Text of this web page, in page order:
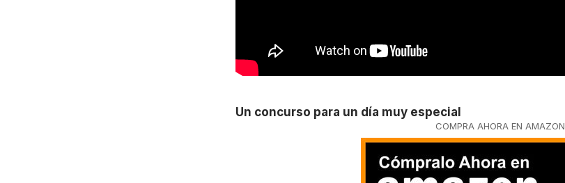
Un concurso para un día muy especial
COMPRA AHORA EN AMAZON